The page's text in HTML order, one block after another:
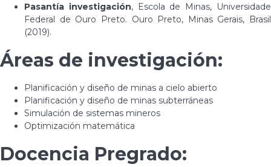
Pasantía investigación, Escola de Minas, Universidade
Federal de Ouro Preto. Ouro Preto, Minas Gerais, Brasil
(2019).
Áreas de investigación:
Planificación y diseño de minas a cielo abierto
Planificación y diseño de minas subterráneas
Simulación de sistemas mineros
Optimización matemática
Docencia Pregrado: